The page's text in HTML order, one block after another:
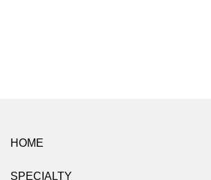
HOME
SPECIALTY